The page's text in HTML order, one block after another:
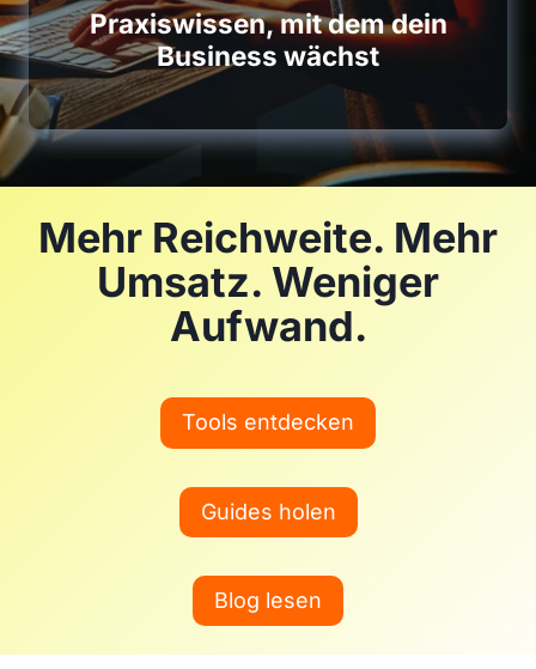
Praxiswissen, mit dem dein
Business wächst
Mehr Reichweite. Mehr
Umsatz. Weniger
Aufwand.
Tools entdecken
Guides holen
Blog lesen